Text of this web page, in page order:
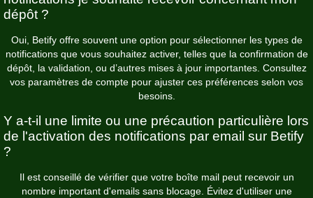
dépôt ?
Oui, Betify offre souvent une option pour sélectionner les types de
notifications que vous souhaitez activer, telles que la confirmation de
dépôt, la validation, ou d’autres mises à jour importantes. Consultez
vos paramètres de compte pour ajuster ces préférences selon vos
besoins.
Y a-t-il une limite ou une précaution particulière lors
de l'activation des notifications par email sur Betify
?
Il est conseillé de vérifier que votre boîte mail peut recevoir un
nombre important d'emails sans blocage. Évitez d'utiliser une